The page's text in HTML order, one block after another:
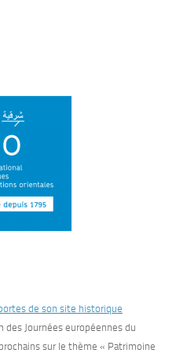
de son site historique
des Journées européennes du
sur le thème « Patrimoine